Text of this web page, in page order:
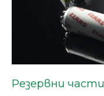
Резервни части